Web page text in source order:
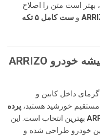
بهتر است متن را اصلاح
و ست کامل ۵ تکه
🌞 پرده آفتابگیر مگنتی شیشه خودرو ARRIZO
داخل کابین و
خورشید هستید، پرده
بهترین انتخاب است. این
خودرو طراحی شده و